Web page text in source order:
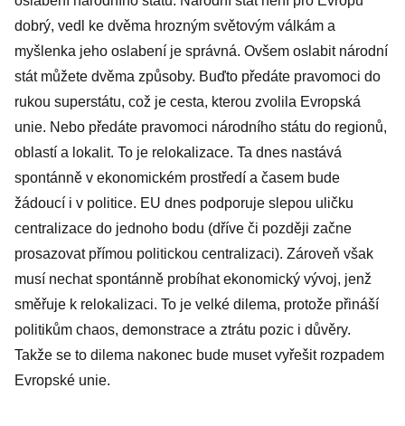
dobrý, vedl ke dvěma hrozným světovým válkám a
myšlenka jeho oslabení je správná. Ovšem oslabit národní
stát můžete dvěma způsoby. Buďto předáte pravomoci do
rukou superstátu, což je cesta, kterou zvolila Evropská
unie. Nebo předáte pravomoci národního státu do regionů,
oblastí a lokalit. To je relokalizace. Ta dnes nastává
spontánně v ekonomickém prostředí a časem bude
žádoucí i v politice. EU dnes podporuje slepou uličku
centralizace do jednoho bodu (dříve či později začne
prosazovat přímou politickou centralizaci). Zároveň však
musí nechat spontánně probíhat ekonomický vývoj, jenž
směřuje k relokalizaci. To je velké dilema, protože přináší
politikům chaos, demonstrace a ztrátu pozic i důvěry.
Takže se to dilema nakonec bude muset vyřešit rozpadem
Evropské unie.